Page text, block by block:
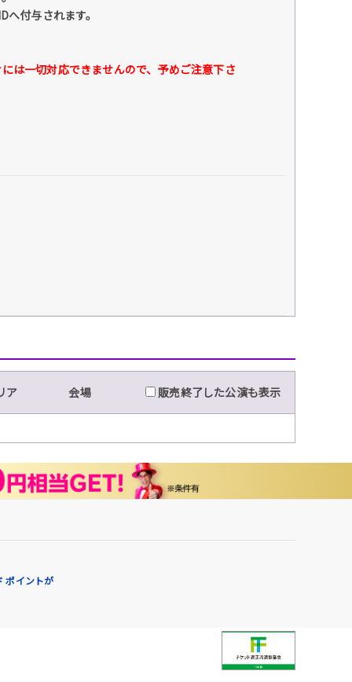
付与されます。
は一切対応できませんので、予めご注意下さ
ア 会場 販売終了した公演も表示
ポイントが